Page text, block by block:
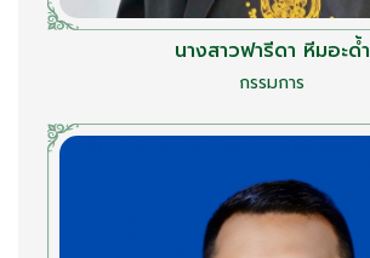
นางสาวฟารีดา หีมอะด้ำ
กรรมการ